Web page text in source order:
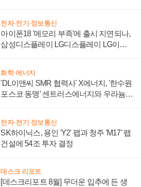
전자·전기·정보통신
아이폰18 '메모리 부족'에 출시 지연되나,
삼성디스플레이 LG디스플레이 LG이노
화학·에너지
'DL이앤씨 SMR 협력사' X에너지, '한수원
포스코 동맹' 센트러스에너지와 우라늄
전자·전기·정보통신
SK하이닉스, 용인 'Y2' 팹과 청주 'M17' 팹
건설에 54조 투자 결정
데스크 리포트
[데스크리포트 8월] 무더운 입추에 든 생